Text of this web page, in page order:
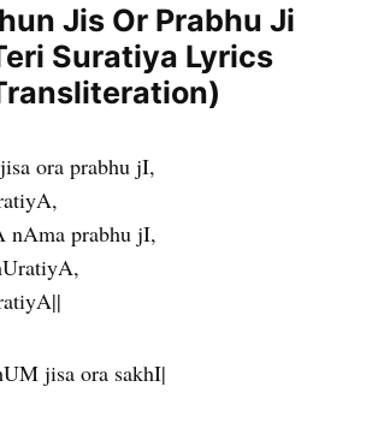
Jis Or Prabhu Ji
Suratiya Lyrics
ora prabhu jI,
nAma prabhu jI,
jisa ora sakhI|